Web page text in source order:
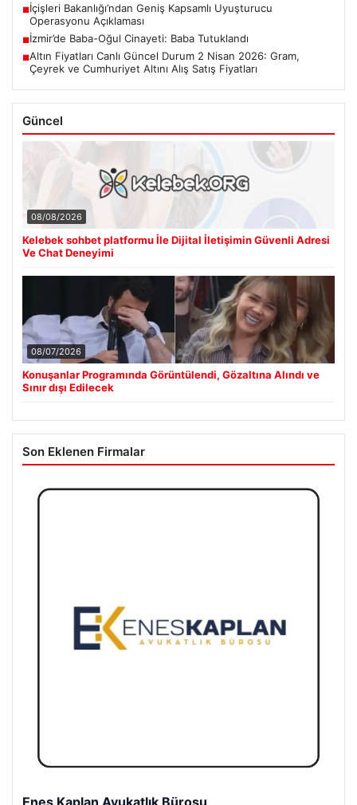
■İçişleri Bakanlığı’ndan Geniş Kapsamlı Uyuşturucu
Operasyonu Açıklaması
■İzmir’de Baba-Oğul Cinayeti: Baba Tutuklandı
■Altın Fiyatları Canlı Güncel Durum 2 Nisan 2026: Gram,
Çeyrek ve Cumhuriyet Altını Alış Satış Fiyatları
Güncel
08/08/2026
Kelebek sohbet platformu İle Dijital İletişimin Güvenli Adresi
Ve Chat Deneyimi
08/07/2026
Konuşanlar Programında Görüntülendi, Gözaltına Alındı ve
Sınır dışı Edilecek
Son Eklenen Firmalar
Enes Kaplan Avukatlık Bürosu